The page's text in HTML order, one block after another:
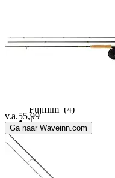
Fox International(54)
Fujifilm (4)
v.a.55,99
Ga naar Waveinn.com